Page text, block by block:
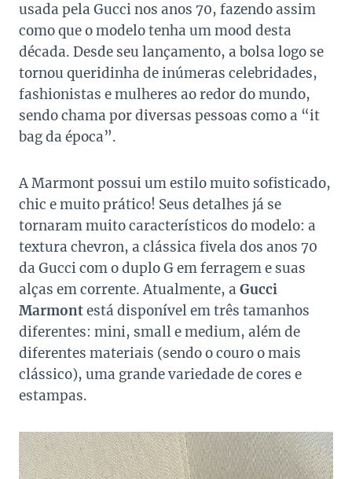
usada pela Gucci nos anos 70, fazendo assim
como que o modelo tenha um mood desta
década. Desde seu lançamento, a bolsa logo se
tornou queridinha de inúmeras celebridades,
fashionistas e mulheres ao redor do mundo,
sendo chama por diversas pessoas como a “it
bag da época”.
A Marmont possui um estilo muito sofisticado,
chic e muito prático! Seus detalhes já se
tornaram muito característicos do modelo: a
textura chevron, a clássica fivela dos anos 70
da Gucci com o duplo G em ferragem e suas
alças em corrente. Atualmente, a Gucci
Marmontestá disponível em três tamanhos
diferentes: mini, small e medium, além de
diferentes materiais (sendo o couro o mais
clássico), uma grande variedade de cores e
estampas.